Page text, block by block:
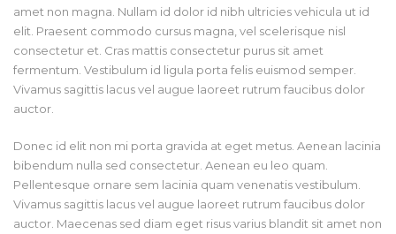
amet non magna. Nullam id dolor id nibh ultricies vehicula ut id
elit. Praesent commodo cursus magna, vel scelerisque nisl
consectetur et. Cras mattis consectetur purus sit amet
fermentum. Vestibulum id ligula porta felis euismod semper.
Vivamus sagittis lacus vel augue laoreet rutrum faucibus dolor
auctor.
Donec id elit non mi porta gravida at eget metus. Aenean lacinia
bibendum nulla sed consectetur. Aenean eu leo quam.
Pellentesque ornare sem lacinia quam venenatis vestibulum.
Vivamus sagittis lacus vel augue laoreet rutrum faucibus dolor
auctor. Maecenas sed diam eget risus varius blandit sit amet non